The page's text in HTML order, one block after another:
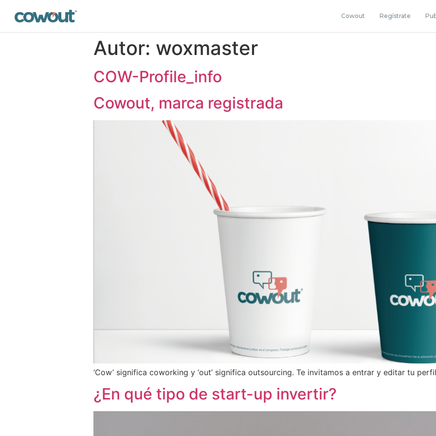
Cowout Regístrate
Autor: woxmaster
COW-Profile_info
Cowout, marca registrada
‘Cow’ significa coworking y ‘out’ significa outsourcing. Te invitamos a entrar y editar tu
¿En qué tipo de start-up invertir?